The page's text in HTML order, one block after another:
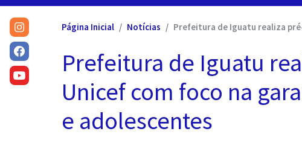
Página Inicial Notícias Prefeitura de Iguatu realiza
Prefeitura de Iguatu
Unicef com foco na
e adolescentes